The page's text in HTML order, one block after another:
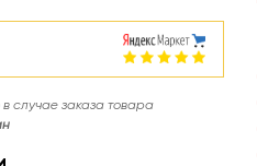
случае заказа товара